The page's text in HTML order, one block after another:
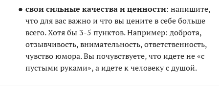
свои сильные качества и ценности: напишите,
что для вас важно и что вы цените в себе больше
всего. Хотя бы 3-5 пунктов. Например: доброта,
отзывчивость, внимательность, ответственность,
чувство юмора. Вы почувствуете, что идете не «с
пустыми руками», а идете к человеку с душой.